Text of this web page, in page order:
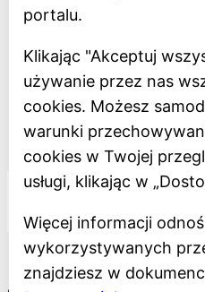
Deklaracja
Regulamin
Dostępność
Projekt
portalu.
Klikając "Akceptuj
używanie przez nas
cookies. Możesz
warunki
cookies w Twojej
usługi, klikając w
Więcej informacji
wykorzystywanych
znajdziesz w